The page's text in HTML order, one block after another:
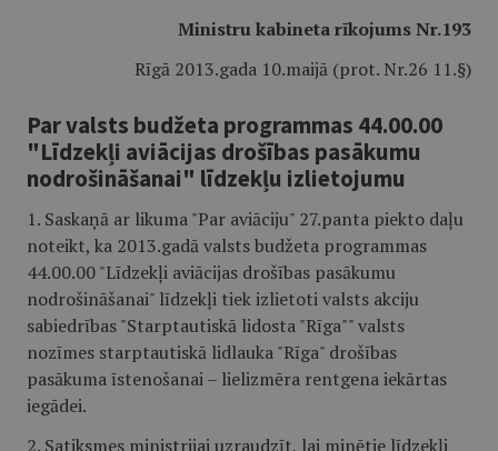
Ministru kabineta rīkojums Nr.193
Rīgā 2013.gada 10.maijā (prot. Nr.26 11.§)
Par valsts budžeta programmas 44.00.00
"Līdzekļi aviācijas drošības pasākumu
nodrošināšanai" līdzekļu izlietojumu
1. Saskaņā ar likuma "Par aviāciju" 27.panta piekto daļu
noteikt, ka 2013.gadā valsts budžeta programmas
44.00.00 "Līdzekļi aviācijas drošības pasākumu
nodrošināšanai" līdzekļi tiek izlietoti valsts akciju
sabiedrības "Starptautiskā lidosta "Rīga"" valsts
nozīmes starptautiskā lidlauka "Rīga" drošības
pasākuma īstenošanai – lielizmēra rentgena iekārtas
iegādei.
2. Satiksmes ministrijai uzraudzīt, lai minētie līdzekļi